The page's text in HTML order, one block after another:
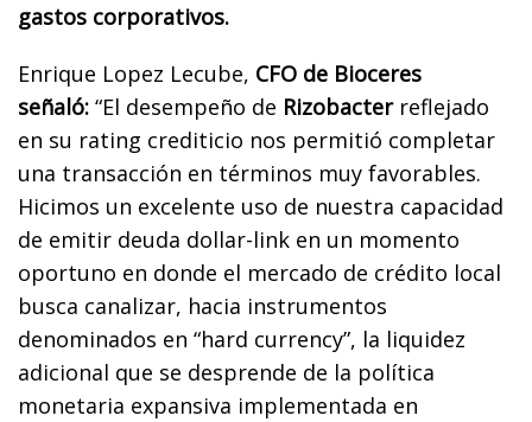
gastos corporativos.
Enrique Lopez Lecube, CFO de Bioceres
señaló: “El desempeño de Rizobacterreflejado
en su rating crediticio nos permitió completar
una transacción en términos muy favorables.
Hicimos un excelente uso de nuestra capacidad
de emitir deuda dollar-link en un momento
oportuno en donde el mercado de crédito local
busca canalizar, hacia instrumentos
denominados en “hard currency”, la liquidez
adicional que se desprende de la política
monetaria expansiva implementada en